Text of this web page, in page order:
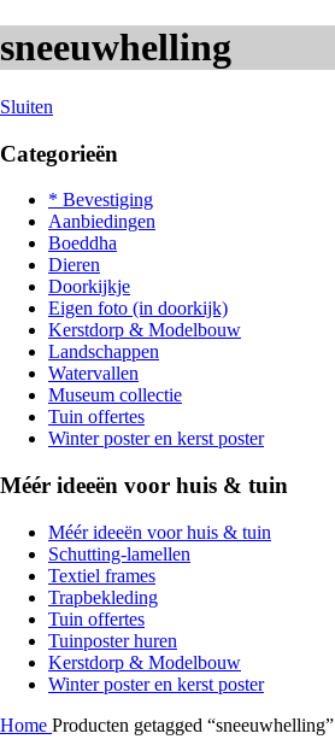
sneeuwhelling
Sluiten
Categorieën
* Bevestiging
Aanbiedingen
Boeddha
Dieren
Doorkijkje
Eigen foto (in doorkijk)
Kerstdorp & Modelbouw
Landschappen
Watervallen
Museum collectie
Tuin offertes
Winter poster en kerst poster
Méér ideeën voor huis & tuin
Méér ideeën voor huis & tuin
Schutting-lamellen
Textiel frames
Trapbekleding
Tuin offertes
Tuinposter huren
Kerstdorp & Modelbouw
Winter poster en kerst poster
Home Producten getagged “sneeuwhelling”